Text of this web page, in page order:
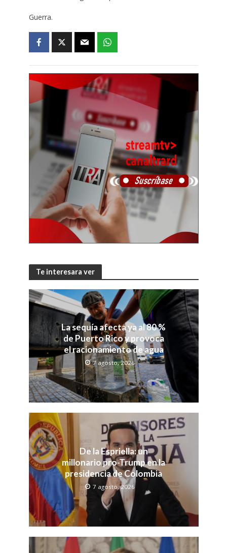
Guerra.
Te interesara ver
La sequía afecta ya al 80 %
de Puerto Rico y provoca
el racionamiento de agua
7 agosto, 2026
De la Espriella: un
millonario pro-Trump en la
presidencia de Colombia
7 agosto, 2026